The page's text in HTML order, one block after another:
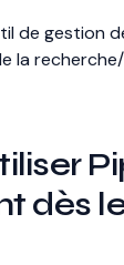
de gestion
la
dès